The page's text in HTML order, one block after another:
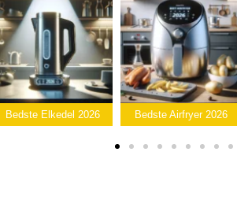
Bedste Airfryer 2026
Bedste
Popcornmaskine 2026